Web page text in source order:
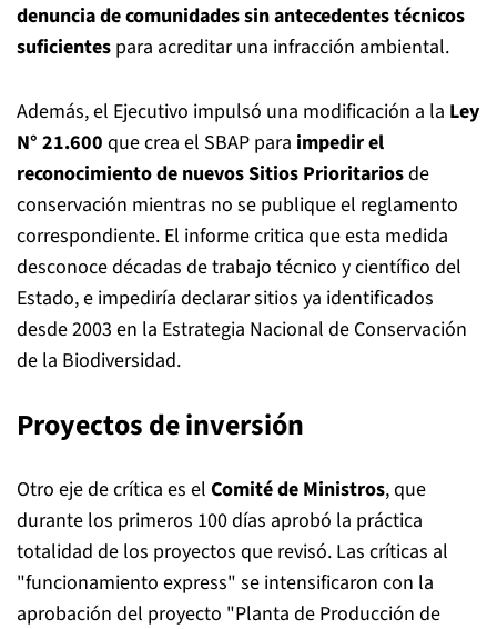
denuncia de comunidades sin antecedentes técnicos
suficientes para acreditar una infracción ambiental.
Además, el Ejecutivo impulsó una modificación a la Ley
N° 21.600 que crea el SBAP para impedir el
reconocimiento de nuevos Sitios Prioritariosde
conservación mientras no se publique el reglamento
correspondiente. El informe critica que esta medida
desconoce décadas de trabajo técnico y científico del
Estado, e impediría declarar sitios ya identificados
desde 2003 en la Estrategia Nacional de Conservación
de la Biodiversidad.
Proyectos de inversión
Otro eje de crítica es el Comité de Ministros, que
durante los primeros 100 días aprobó la práctica
totalidad de los proyectos que revisó. Las críticas al
"funcionamiento express" se intensificaron con la
aprobación del proyecto "Planta de Producción de